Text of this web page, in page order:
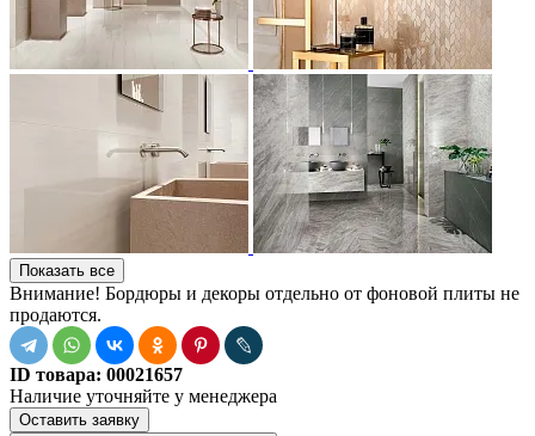
Показать все
Внимание! Бордюры и декоры отдельно от фоновой плиты не
продаются.
ID товара: 00021657
Наличие уточняйте у менеджера
Оставить заявку